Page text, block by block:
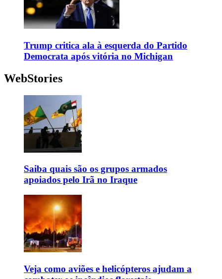
Trump critica ala à esquerda do Partido
Democrata após vitória no Michigan
WebStories
Saiba quais são os grupos armados
apoiados pelo Irã no Iraque
Veja como aviões e helicópteros ajudam a